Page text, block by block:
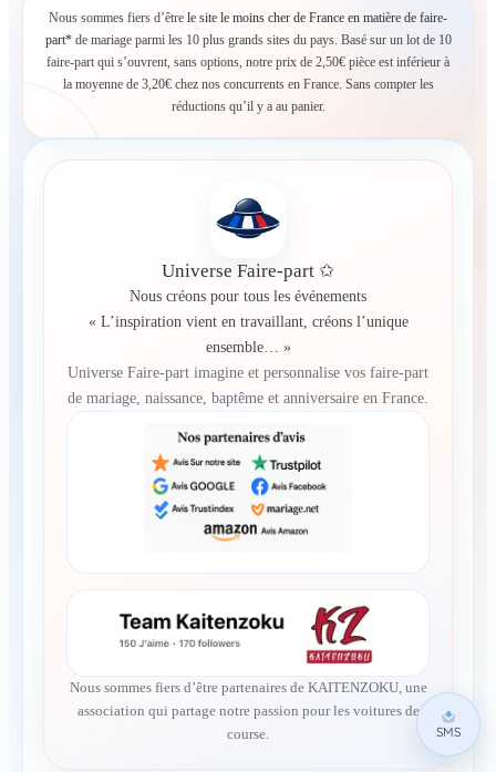
Nous sommes fiers d’être le site le moins cher de France en matière de faire-
part*de mariage parmi les 10 plus grands sites du pays. Basé sur un lot de 10
faire-part qui s’ouvrent, sans options, notre prix de 2,50€ pièce est inférieur à
la moyenne de 3,20€ chez nos concurrents en France. Sans compter les
réductions qu’il y a au panier.
Universe Faire-part ✩
Nous créons pour tous les événements
« L’inspiration vient en travaillant, créons l’unique
ensemble… »
Universe Faire-part imagine et personnalise vos faire-part
de mariage, naissance, baptême et anniversaire en France.
Nous sommes fiers d’être partenaires de KAITENZOKU, une
association qui partage notre passion pour les voitures de
course.
SMS